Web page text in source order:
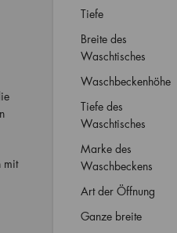
mit
Tiefe
Breite des
Waschtisches
Waschbeckenhöhe
Tiefe des
Waschtisches
Marke des
Waschbeckens
Art der Öffnung
Ganze breite